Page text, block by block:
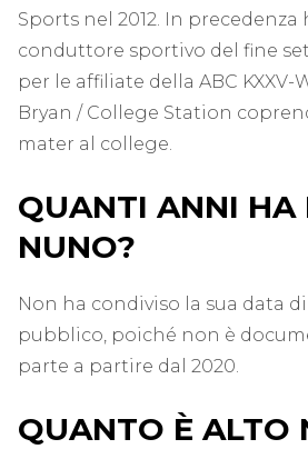
Sports nel 2012. In
conduttore sportivo del fine
per le affiliate della ABC KXXV-
Bryan / College Station
mater al college.
QUANTI ANNI HA
NUNO?
Non ha condiviso la sua data
pubblico, poiché non è
parte a partire dal 2020.
QUANTO È ALTO